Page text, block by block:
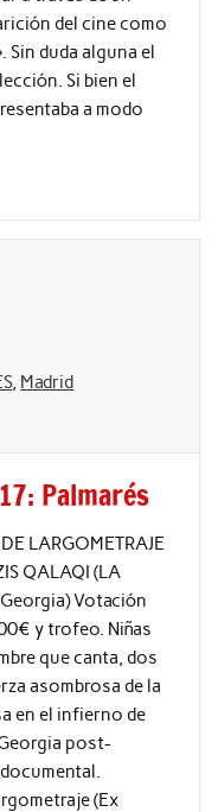
del cine como
duda alguna el
Si bien el
a modo
, Madrid
Palmarés
LARGOMETRAJE
QALAQI (LA
Votación
y trofeo. Niñas
que canta, dos
asombrosa de la
en el infierno de
post-
(Ex